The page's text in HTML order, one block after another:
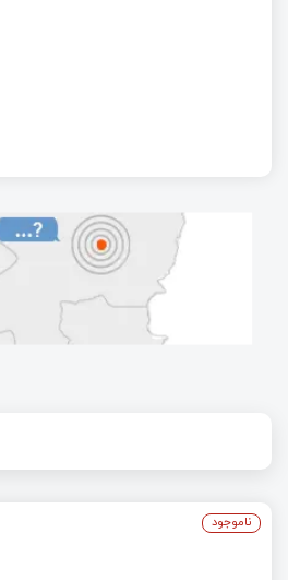
ناموجود